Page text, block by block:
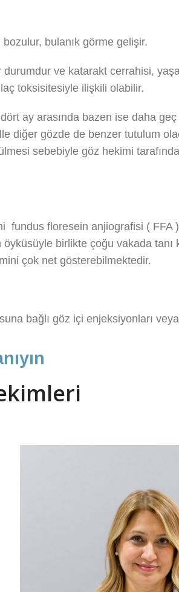
bulanık görme gelişir.
ve katarakt cerrahisi, yaşa
toksisitesiyle ilişkili olabilir.
ay arasında bazen ise daha
diğer gözde de benzer tutulum
sebebiyle göz hekimi
fundus floresein anjiografisi ( FFA
birlikte çoğu vakada tanı
çok net gösterebilmektedir.
bağlı göz içi enjeksiyonları